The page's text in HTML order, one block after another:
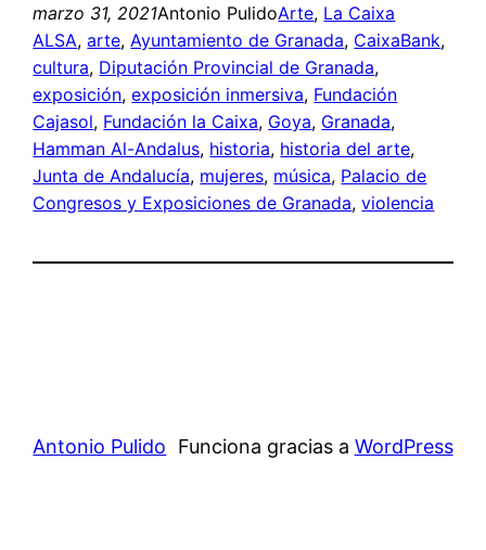
marzo 31, 2021Antonio PulidoArte, La Caixa
ALSA, arte, Ayuntamiento de Granada, CaixaBank
cultura, Diputación Provincial de Granada
exposición, exposición inmersiva, Fundación
Cajasol, Fundación la Caixa, Goya, Granada
Hamman Al-Andalus, historia, historia del arte
Junta de Andalucía, mujeres, música, Palacio de
Congresos y Exposiciones de Granada, violencia
Antonio Pulido Funciona gracias a WordPress